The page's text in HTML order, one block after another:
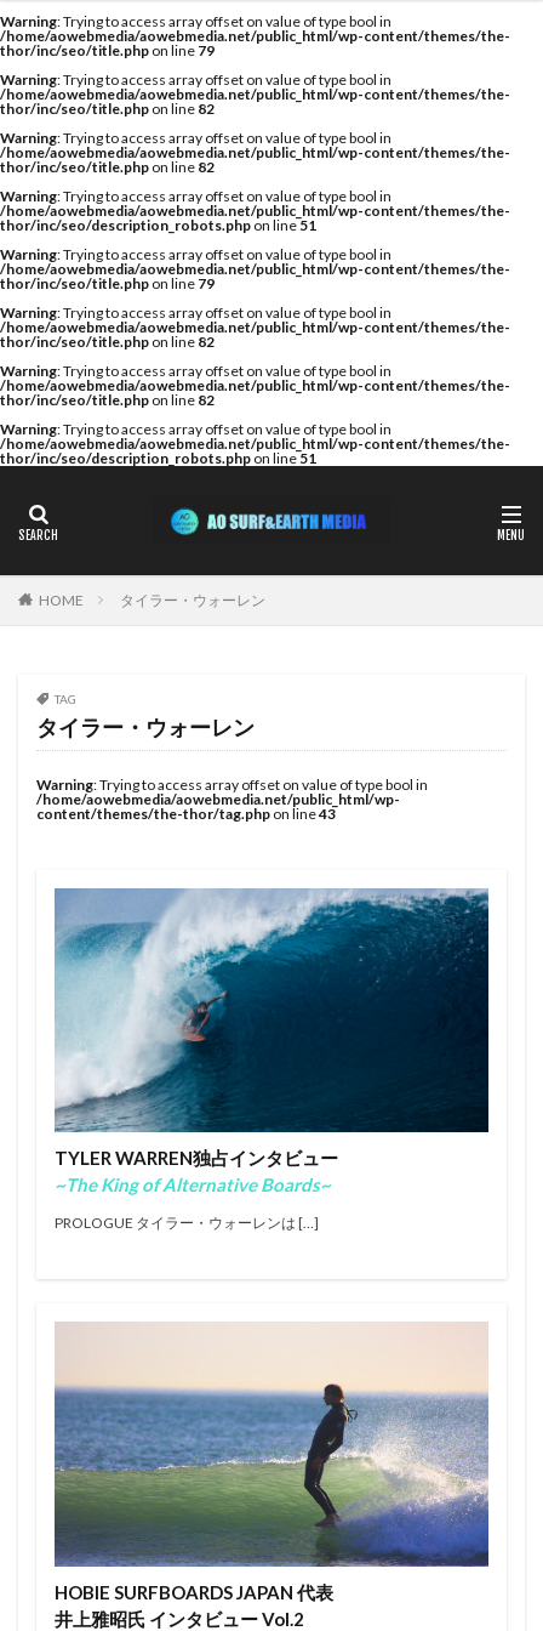
Warning: Trying to access array offset on value of type bool in
/home/aowebmedia/aowebmedia.net/public_html/wp-content/themes/the-
thor/inc/seo/title.php on line 79
Warning: Trying to access array offset on value of type bool in
/home/aowebmedia/aowebmedia.net/public_html/wp-content/themes/the-
thor/inc/seo/title.php on line 82
Warning: Trying to access array offset on value of type bool in
/home/aowebmedia/aowebmedia.net/public_html/wp-content/themes/the-
thor/inc/seo/title.php on line 82
Warning: Trying to access array offset on value of type bool in
/home/aowebmedia/aowebmedia.net/public_html/wp-content/themes/the-
thor/inc/seo/description_robots.php on line51
Warning: Trying to access array offset on value of type bool in
/home/aowebmedia/aowebmedia.net/public_html/wp-content/themes/the-
thor/inc/seo/title.php on line 79
Warning: Trying to access array offset on value of type bool in
/home/aowebmedia/aowebmedia.net/public_html/wp-content/themes/the-
thor/inc/seo/title.php on line 82
Warning: Trying to access array offset on value of type bool in
/home/aowebmedia/aowebmedia.net/public_html/wp-content/themes/the-
thor/inc/seo/title.php on line 82
Warning: Trying to access array offset on value of type bool in
/home/aowebmedia/aowebmedia.net/public_html/wp-content/themes/the-
thor/inc/seo/description_robots.php on line51
HOME タイラー・ウォーレン
TAG
タイラー・ウォーレン
Warning: Trying to access array offset on value of type bool in
/home/aowebmedia/aowebmedia.net/public_html/wp-
content/themes/the-thor/tag.php on line43
TYLER WARREN独占インタビュー
~The King of Alternative Boards~
PROLOGUE タイラー・ウォーレンは […]
HOBIE SURFBOARDS JAPAN 代表
井上雅昭氏 インタビュー Vol.2
タグ
A WING AIR AIRTIGHT
AQUARIUS
AQUARIUS SURFBOARDS
AWING
AXXE
BAGUSE
Billabong Bryce Young
Camuy Surfboards
Captains Helm
CHABO
DOVE
Fin Less FIREWIRE
GOTCHA
Harlem Surfboards
HOBIE
HURLEY
HYUGA PRO
Indonesia
ISA World Longboard Championship
Japan Open of Surfing
Java
John John Florence
Justice Surfboards
KILLER SURF
KILLER SURF 宮崎
Krui Pro
Pearth Surfboards
Pipe Masters
Rockdance
ROXY
S5BAR
Transistor Brand
Tyler Wallen
TYPHOON
US Open
VISSLA
Volcom
WARNER SURFBOARDS
WCT
YouTube
イザベラ・ニコラス
エアー
オリンピック
オンラインコンテスト
カラップフリップ
カラムロブソン
カリッサ・ムーア
ケリー・スレーター
サーファー
サーフィン
サーフランチ
さわかみ
サンセットビーチ
ジャック・ロビンソン
ジャワ島
ショートボード
ジョアン・ディファイ
ジョエル・チューダー
ジョエルチューダー
ジョン・ジョン・フローレンス
ジョンジョンフローレンス
スイッチスタンス
タイラー・ウォーレン
タイラー・ライト